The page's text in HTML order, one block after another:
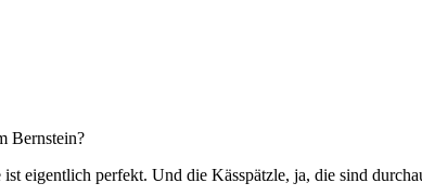
Bernstein?
eigentlich perfekt. Und die Kässpätzle, ja, die sind